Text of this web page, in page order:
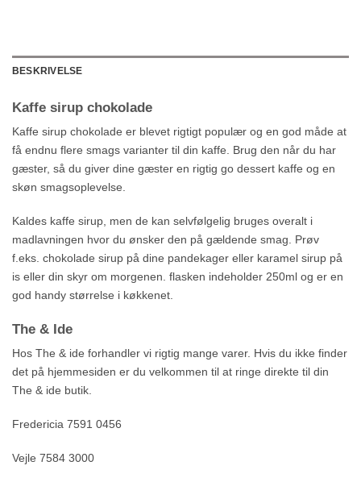
BESKRIVELSE
Kaffe sirup chokolade
Kaffe sirup chokolade er blevet rigtigt populær og en god måde at
få endnu flere smags varianter til din kaffe. Brug den når du har
gæster, så du giver dine gæster en rigtig go dessert kaffe og en
skøn smagsoplevelse.
Kaldes kaffe sirup, men de kan selvfølgelig bruges overalt i
madlavningen hvor du ønsker den på gældende smag. Prøv
f.eks. chokolade sirup på dine pandekager eller karamel sirup på
is eller din skyr om morgenen. flasken indeholder 250ml og er en
god handy størrelse i køkkenet.
The & Ide
Hos The & ide forhandler vi rigtig mange varer. Hvis du ikke finder
det på hjemmesiden er du velkommen til at ringe direkte til din
The & ide butik.
Fredericia 7591 0456
Vejle 7584 3000